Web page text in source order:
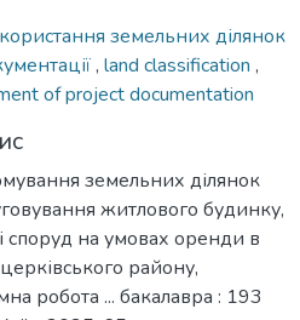
земельних ділянок
, land classification ,
of project documentation
земельних ділянок
житлового будинку,
споруд на умовах оренди в
району,
робота ... бакалавра : 193